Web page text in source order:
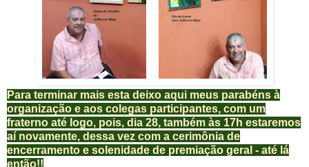
Para terminar mais esta deixo aqui meus parabéns à
organização e aos colegas participantes, com um
fraterno até logo, pois, dia 28, também às 17h estaremos
aí novamente, dessa vez com a cerimônia de
encerramento e solenidade de premiação geral - até lá
então!!